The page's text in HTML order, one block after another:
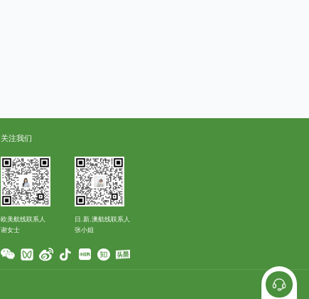
关注我们
欧美航线联系人
谢女士
日.新.澳航线联系人
张小姐